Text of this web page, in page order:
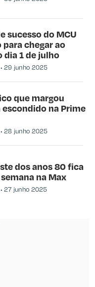
sucesso do MCU
chegar ao
dia 1 de julho
29 junho 2025
que margou
escondido na Prime
28 junho 2025
dos anos 80 fica
na Max
27 junho 2025